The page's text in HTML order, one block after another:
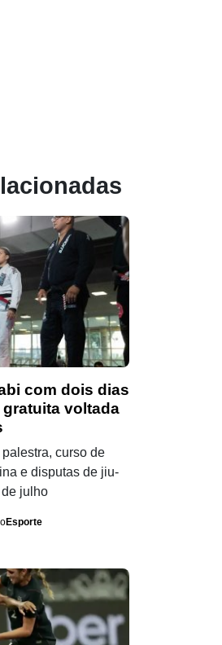
com dois dias
voltada
curso de
e disputas de jiu-
julho
Esporte